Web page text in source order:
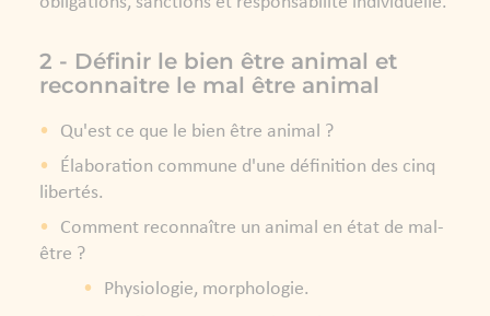
2 - Définir le bien être animal et
reconnaitre le mal être animal
Qu'est ce que le bien être animal ?
Élaboration commune d'une définition des cinq
libertés.
Comment reconnaître un animal en état de mal-
être ?
Physiologie, morphologie.